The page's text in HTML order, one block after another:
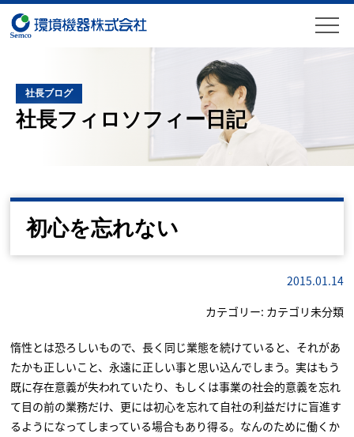
社長ブログ
社長フィロソフィー日記
初心を忘れない
2015.01.14
カテゴリー: カテゴリ未分類
惰性とは恐ろしいもので、長く同じ業態を続けていると、それがあ
たかも正しいこと、永遠に正しい事と思い込んでしまう。実はもう
既に存在意義が失われていたり、もしくは事業の社会的意義を忘れ
て目の前の業務だけ、更には初心を忘れて自社の利益だけに盲進す
るようになってしまっている場合もあり得る。なんのために働くか